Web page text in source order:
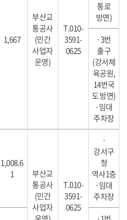
1,667
부산교
통공사
(민간
사업자
운영)
T.010-
3591-
0625
통로
방면)
·3번
출구
(강서체
육공원,
14번국
도 방면)
·임대
주차장
1,008.6
1
부산교
통공사
(민간
사업자
T.010-
3591-
0625
·
강서구
청
역사1층
·임대
주차장